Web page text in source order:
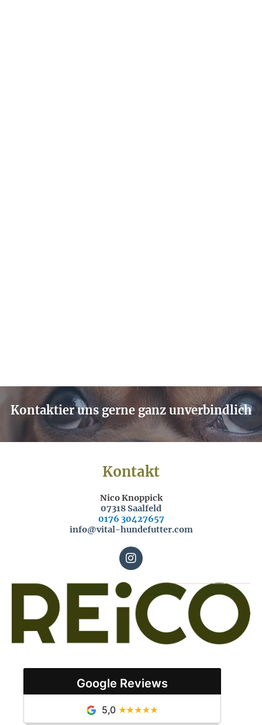
Kontaktier uns gerne ganz unverbindlich
Kontakt
Nico Knoppick
07318 Saalfeld
0176 30427657
info@vital-hundefutter.com
I
n
t
a
g
Google Reviews
5,0